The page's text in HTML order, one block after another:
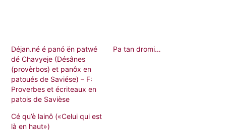
Déjan.né é panó ën patwé
dé Chavyeje (Désânes
(provèrbos) et panôx en
patoués de Saviése) – F:
Proverbes et écriteaux en
patois de Savièse
Pa tan dromi…
Cé qu’è lainô («Celui qui est
là en haut»)